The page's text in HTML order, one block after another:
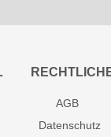
AGB
Datenschutz